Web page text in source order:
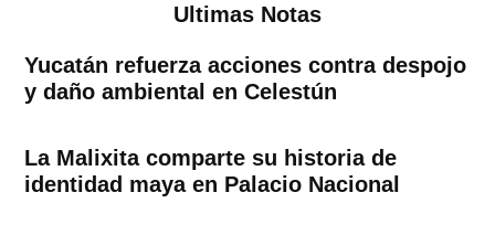
Ultimas Notas
Yucatán refuerza acciones contra despojo
y daño ambiental en Celestún
La Malixita comparte su historia de
identidad maya en Palacio Nacional